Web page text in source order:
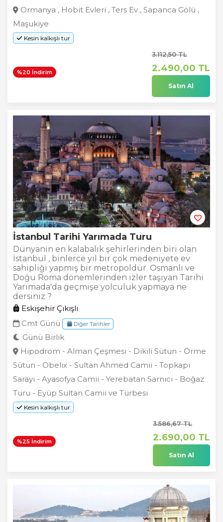
Ormanya , Hobit Evleri , Ters Ev , Sapanca Gölü ,
Maşukiye
Kesin kalkışlı tur
%20 İndirim
3.112,50 TL
2.490,00 TL
Satın Al
İstanbul Tarihi Yarımada Turu
Dünyanın en kalabalık şehirlerinden biri olan
İstanbul , binlerce yıl bir çok medeniyete ev
sahipliği yapmış bir metropoldür. Osmanlı ve
Doğu Roma dönemlerinden izler taşıyan Tarihi
Yarımada'da geçmişe yolculuk yapmaya ne
dersiniz ?
Eskişehir Çıkışlı
Cmt Günü
Diğer Tarihler
Günü Birlik
Hipodrom - Alman Çeşmesi - Dikili Sütun - Örme
Sütun - Obelix - Sultan Ahmed Camii - Topkapı
Sarayı - Ayasofya Camii - Yerebatan Sarnıcı - Boğaz
Turu - Eyüp Sultan Camii ve Türbesi
Kesin kalkışlı tur
%25 İndirim
3.586,67 TL
2.690,00 TL
Satın Al